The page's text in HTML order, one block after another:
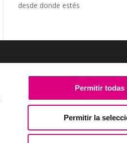
Permitir todas
Permitir la
desde donde estés